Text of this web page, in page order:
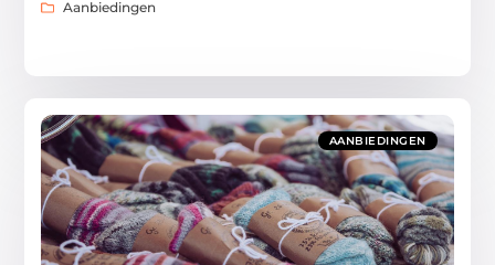
Aanbiedingen
AANBIEDINGEN